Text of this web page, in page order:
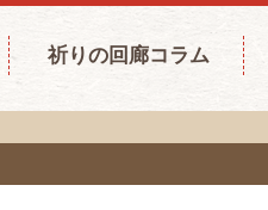
祈りの回廊コラム